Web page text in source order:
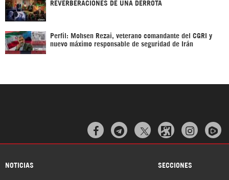
REVERBERACIONES DE UNA DERROTA
Perfil: Mohsen Rezai, veterano comandante del CGRI y
nuevo máximo responsable de seguridad de Irán
  
NOTICIAS SECCIONES